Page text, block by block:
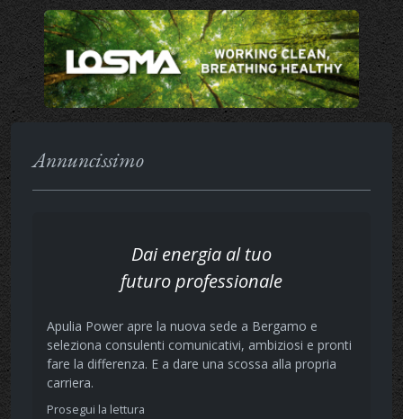
Annuncissimo
Dai energia al tuo
futuro professionale
Apulia Power apre la nuova sede a Bergamo e
seleziona consulenti comunicativi, ambiziosi e pronti
fare la differenza. E a dare una scossa alla propria
carriera.
Prosegui la lettura